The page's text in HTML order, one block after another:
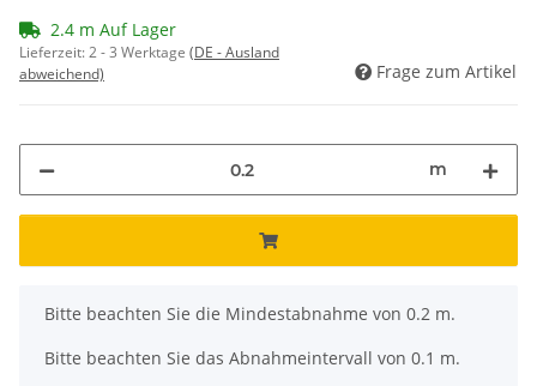
2.4 m Auf Lager
Lieferzeit:2 - 3 Werktage (DE - Ausland
abweichend)
Frage zum Artikel
m
x
Bitte beachten Sie die Mindestabnahme von 0.2 m.
Bitte beachten Sie das Abnahmeintervall von 0.1 m.